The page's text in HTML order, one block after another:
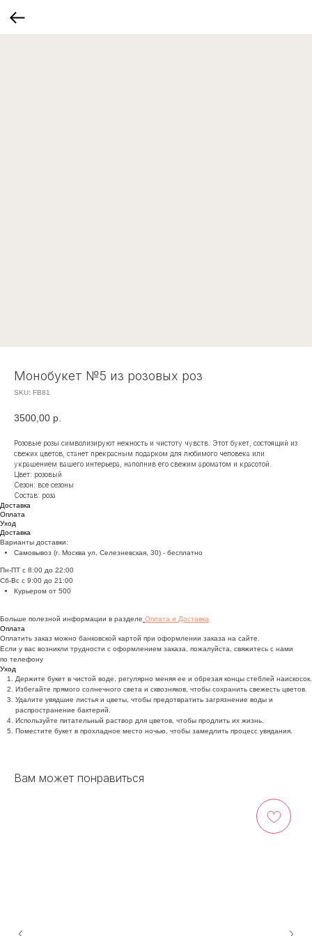
Монобукет №5 из розовых роз
SKU: FB81
3500,00 р.
Розовые розы символизируют нежность и чистоту чувств. Этот букет, состоящий из
свежих цветов, станет прекрасным подарком для любимого человека или
украшением вашего интерьера, наполнив его свежим ароматом и красотой.
Цвет: розовый
Сезон: все сезоны
Состав: роза
Доставка
Оплата
Уход
Доставка
Варианты доставки:
Самовывоз (г. Москва ул. Селезневская, 30) - бесплатно
Пн-ПТ с 8:00 до 22:00
Сб-Вс с 9:00 до 21:00
Курьером от 500
Больше полезной информации в разделе Оплата и Доставка
Оплата
Оплатить заказ можно банковской картой при оформлении заказа на сайте.
Если у вас возникли трудности с оформлением заказа, пожалуйста, свяжитесь с нами
по телефону
Уход
Держите букет в чистой воде, регулярно меняя ее и обрезая концы стеблей наискосок.
Избегайте прямого солнечного света и сквозняков, чтобы сохранить свежесть цветов.
Удалите увядшие листья и цветы, чтобы предотвратить загрязнение воды и
распространение бактерий.
Используйте питательный раствор для цветов, чтобы продлить их жизнь.
Поместите букет в прохладное место ночью, чтобы замедлить процесс увядания.
Вам может понравиться